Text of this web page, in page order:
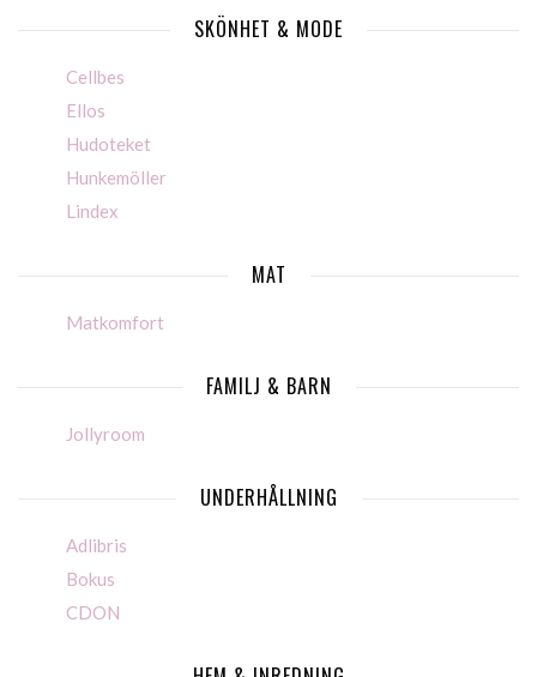
SKÖNHET & MODE
Cellbes
Ellos
Hudoteket
Hunkemöller
Lindex
MAT
Matkomfort
FAMILJ & BARN
Jollyroom
UNDERHÅLLNING
Adlibris
Bokus
CDON